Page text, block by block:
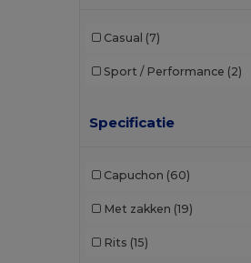
Casual (7)
Sport / Performance (2)
Specificatie
Capuchon (60)
Met zakken (19)
Rits (15)